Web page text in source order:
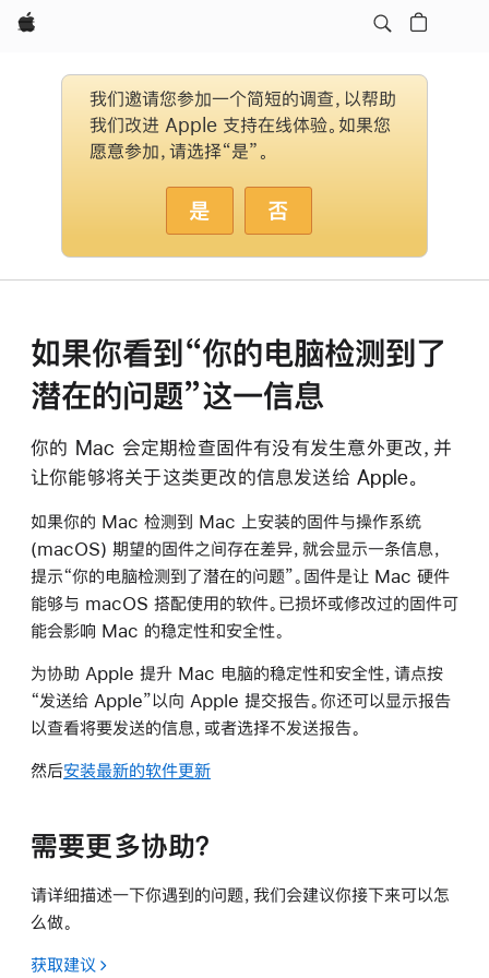
Apple
我们邀请您参加一个简短的调查，以帮助
我们改进 Apple 支持在线体验。如果您
愿意参加，请选择“是”。
是 否
如果你看到“你的电脑检测到了
潜在的问题”这一信息
你的 Mac 会定期检查固件有没有发生意外更改，并
让你能够将关于这类更改的信息发送给 Apple。
如果你的 Mac 检测到 Mac 上安装的固件与操作系统
(macOS) 期望的固件之间存在差异，就会显示一条信息，
提示“你的电脑检测到了潜在的问题”。固件是让 Mac 硬件
能够与 macOS 搭配使用的软件。已损坏或修改过的固件可
能会影响 Mac 的稳定性和安全性。
为协助 Apple 提升 Mac 电脑的稳定性和安全性，请点按
“发送给 Apple”以向 Apple 提交报告。你还可以显示报告
以查看将要发送的信息，或者选择不发送报告。
然后安装最新的软件更新
需要更多协助？
请详细描述一下你遇到的问题，我们会建议你接下来可以怎
么做。
获取建议